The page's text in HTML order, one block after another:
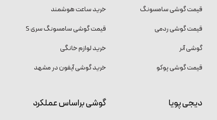
قیمت گوشی سامسونگ
قیمت گوشی ردمی
گوشی آنر
قیمت گوشی پوکو
خرید ساعت هوشمند
قیمت گوشی سامسونگ سری S
خرید لوازم خانگی
خرید گوشی آیفون در مشهد
دیجی پویا گوشی براساس عملکرد